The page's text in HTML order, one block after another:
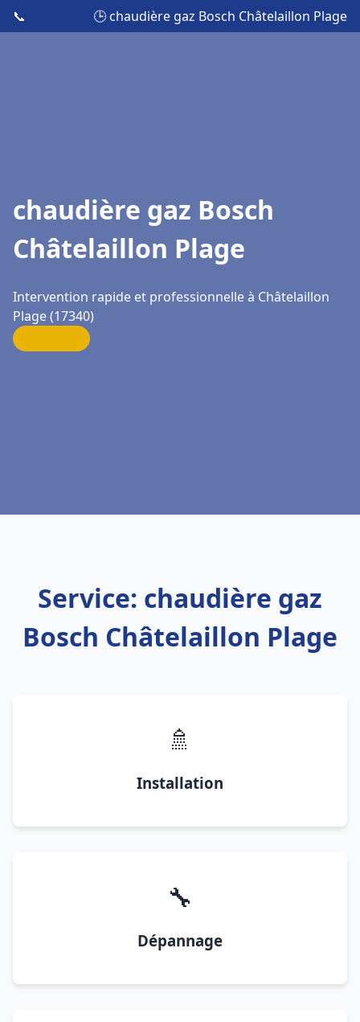
📞 🕒 chaudière gaz Bosch Châtelaillon Plage
chaudière gaz Bosch
Châtelaillon Plage
Intervention rapide et professionnelle à Châtelaillon
Plage (17340)
Service: chaudière gaz
Bosch Châtelaillon Plage
🚿
Installation
🔧
Dépannage